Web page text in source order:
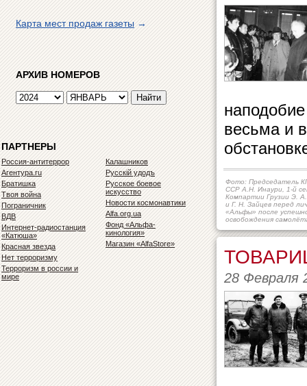
Карта мест продаж газеты→
АРХИВ НОМЕРОВ
ПАРТНЕРЫ
Россия-антитеррор
Агентура.ru
Братишка
Твоя война
Пограничник
ВДВ
Интернет-радиостанция
«Катюша»
Красная звезда
Нет терроризму
Терроризм в россии и
мире
Калашников
Русскiй удодъ
Русское боевое
искусство
Новости космонавтики
Alfa.org.ua
Фонд «Альфа-
кинология»
Магазин «AlfaStore»
весьма и
Фото: Председатель
ССР А.Н. Инаури, 1-й
Компартии Грузии Э.
и Г. Н. Зайцев перед
«Альфы» после
освобождения
28 Февраля